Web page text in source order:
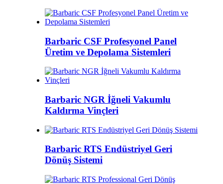
Barbaric CSF Profesyonel Panel
Üretim ve Depolama Sistemleri
Barbaric NGR İğneli Vakumlu
Kaldırma Vinçleri
Barbaric RTS Endüstriyel Geri
Dönüş Sistemi